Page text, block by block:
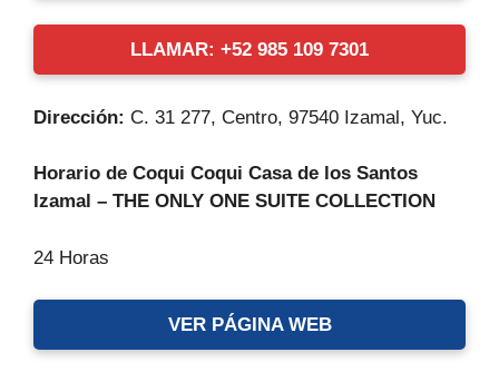
LLAMAR: +52 985 109 7301
Dirección: C. 31 277, Centro, 97540 Izamal, Yuc.
Horario de Coqui Coqui Casa de los Santos
Izamal – THE ONLY ONE SUITE COLLECTION
24 Horas
VER PÁGINA WEB